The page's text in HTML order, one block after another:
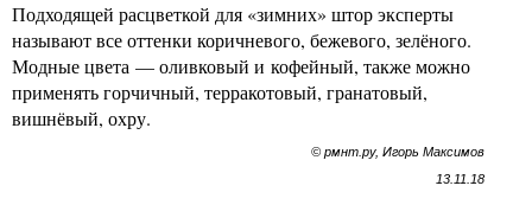
Подходящей расцветкой для «зимних» штор эксперты
называют все оттенки коричневого, бежевого, зелёного.
Модные цвета — оливковый и кофейный, также можно
применять горчичный, терракотовый, гранатовый,
вишнёвый, охру.
© рмнт.ру, Игорь Максимов
13.11.18